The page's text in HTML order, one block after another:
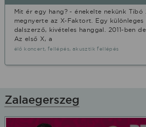
Mit ér egy hang? - énekelte nekünk Tibó
megnyerte az X-Faktort. Egy különleges
dalszerző, kivételes hanggal. 2011-ben
Az első X, a
élő koncert, fellépés, akusztik fellépés
Zalaegerszeg